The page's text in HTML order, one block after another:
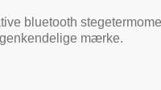
bluetooth
mærke.